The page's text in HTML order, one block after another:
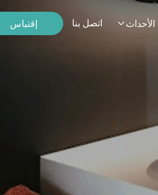
الأحداث اتصل بنا إقتباس